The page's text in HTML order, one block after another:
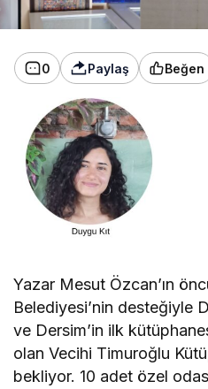
0 Paylaş Beğen
Yazar Mesut Özcan’ın
Belediyesi’nin desteğiyle
ve Dersim’in ilk
olan Vecihi Timuroğlu
bekliyor. 10 adet özel